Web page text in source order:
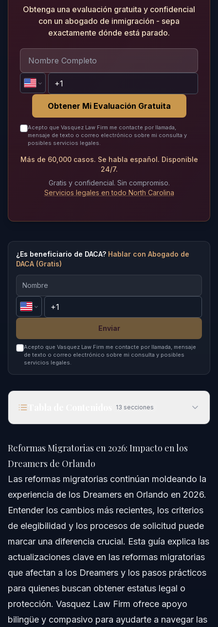
Obtenga una evaluación gratuita y confidencial
con un abogado de inmigración - sepa
exactamente dónde está parado.
Obtener Mi Evaluación Gratuita
Acepto que Vasquez Law Firm me contacte por llamada,
mensaje de texto o correo electrónico sobre mi consulta y
posibles servicios legales.
Más de 60,000 casos. Se habla español. Disponible
24/7.
Gratis y confidencial. Sin compromiso.
Servicios legales en todo North Carolina
¿Es beneficiario de DACA? Hablar con Abogado de
DACA (Gratis)
Enviar
Acepto que Vasquez Law Firm me contacte por llamada, mensaje
de texto o correo electrónico sobre mi consulta y posibles
servicios legales.
13 secciones
Respuesta rápida
Entendiendo las Reformas Migratorias
Actualmente
Paso a Paso: Protegiendo Tu Estatus como
Lista de Documentos y Evidencia Requeridos
Cronograma: Qué Esperar en tu Caso Migratorio
Costos y Honorarios: Factores que Afectan el
Precio
Errores Comunes que Deben Evitar los Dreamers
Reformas Migratorias en 2026: Impacto en los
Dreamers de Orlando
Las reformas migratorias continúan moldeando la
experiencia de los Dreamers en Orlando en 2026.
Entender los cambios más recientes, los criterios
de elegibilidad y los procesos de solicitud puede
marcar una diferencia crucial. Esta guía explica las
actualizaciones clave en las reformas migratorias
que afectan a los Dreamers y los pasos prácticos
para quienes buscan obtener estatus legal o
protección. Vasquez Law Firm ofrece apoyo
bilingüe y compasivo para ayudarte a navegar las